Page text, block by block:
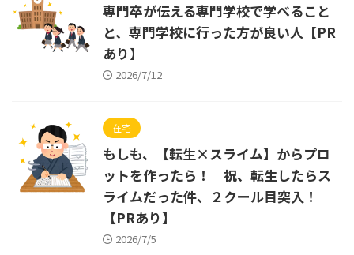
専門卒が伝える専門学校で学べること
と、専門学校に行った方が良い人【PR
あり】
2026/7/12
在宅
もしも、【転生×スライム】からプロ
ットを作ったら！ 祝、転生したらス
ライムだった件、２クール目突入！
【PRあり】
2026/7/5